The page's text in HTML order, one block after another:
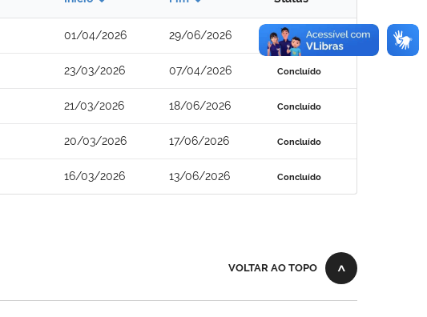
01/04/2026 29/06/2026 Concluído
23/03/2026 07/04/2026 Concluído
21/03/2026 18/06/2026 Concluído
20/03/2026 17/06/2026 Concluído
16/03/2026 13/06/2026 Concluído
VOLTAR AO TOPO